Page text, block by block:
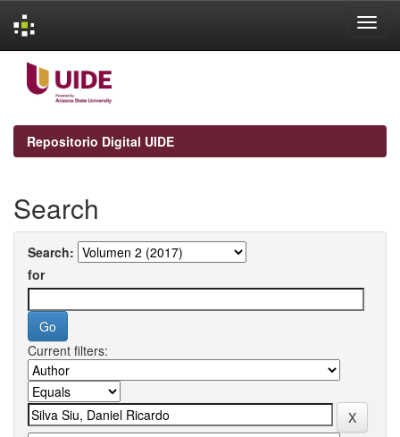
navigation
Repositorio Digital UIDE
Search
Search:
for
Current filters: